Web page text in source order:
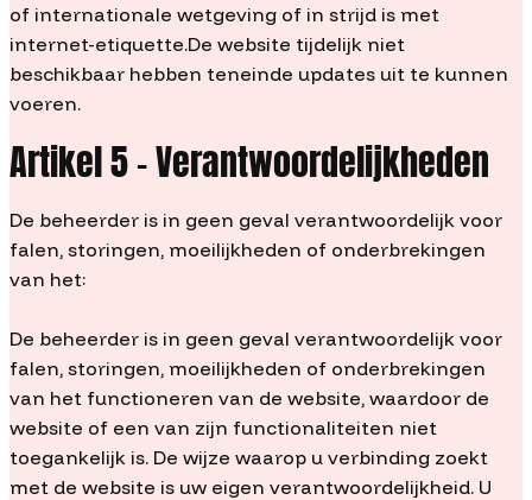
of internationale wetgeving of in strijd is met
internet-etiquette.De website tijdelijk niet
beschikbaar hebben teneinde updates uit te kunnen
voeren.
Artikel 5 – Verantwoordelijkheden
De beheerder is in geen geval verantwoordelijk voor
falen, storingen, moeilijkheden of onderbrekingen
van het:
De beheerder is in geen geval verantwoordelijk voor
falen, storingen, moeilijkheden of onderbrekingen
van het functioneren van de website, waardoor de
website of een van zijn functionaliteiten niet
toegankelijk is. De wijze waarop u verbinding zoekt
met de website is uw eigen verantwoordelijkheid. U